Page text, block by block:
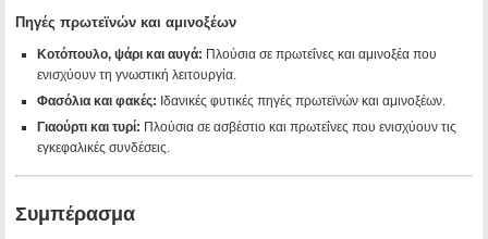
Πηγές πρωτεϊνών και αμινοξέων
Κοτόπουλο, ψάρι και αυγά: Πλούσια σε πρωτεΐνες και αμινοξέα που
ενισχύουν τη γνωστική λειτουργία.
Φασόλια και φακές: Ιδανικές φυτικές πηγές πρωτεϊνών και αμινοξέων.
Γιαούρτι και τυρί: Πλούσια σε ασβέστιο και πρωτεΐνες που ενισχύουν τις
εγκεφαλικές συνδέσεις.
Συμπέρασμα